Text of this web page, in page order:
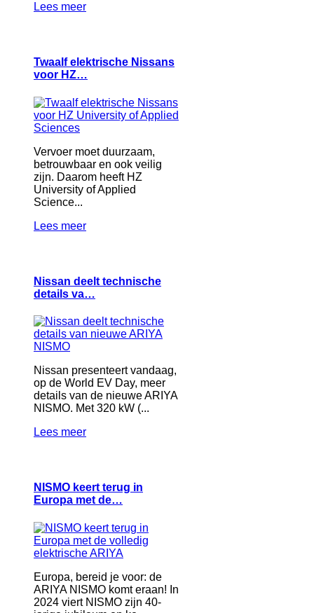
Lees meer
Twaalf elektrische Nissans
voor HZ…
Vervoer moet duurzaam,
betrouwbaar en ook veilig
zijn. Daarom heeft HZ
University of Applied
Science...
Lees meer
Nissan deelt technische
details va…
Nissan presenteert vandaag,
op de World EV Day, meer
details van de nieuwe ARIYA
NISMO. Met 320 kW (...
Lees meer
NISMO keert terug in
Europa met de…
Europa, bereid je voor: de
ARIYA NISMO komt eraan! In
2024 viert NISMO zijn 40-